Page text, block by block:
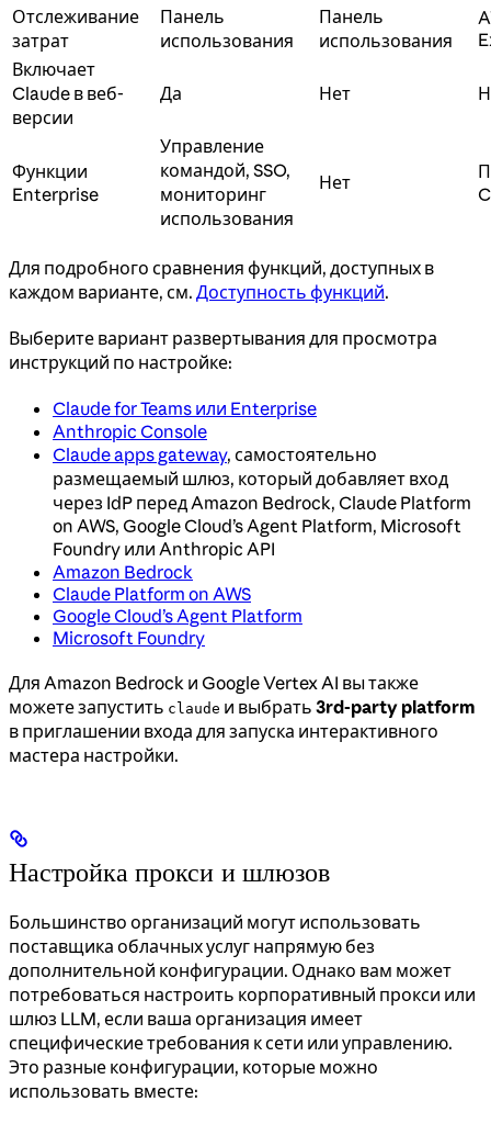
Отслеживание
затрат
Панель
использования
Панель
использования
Включает
Claude в веб-
версии
Да Нет
Функции
Enterprise
Управление
командой, SSO,
мониторинг
использования
Нет
Для подробного сравнения функций, доступных в
каждом варианте, см. Доступность функций.
Выберите вариант развертывания для просмотра
инструкций по настройке:
Claude for Teams или Enterprise
Anthropic Console
Claude apps gateway, самостоятельно
размещаемый шлюз, который добавляет вход
через IdP перед Amazon Bedrock, Claude Platform
on AWS, Google Cloud’s Agent Platform, Microsoft
Foundry или Anthropic API
Amazon Bedrock
Claude Platform on AWS
Google Cloud’s Agent Platform
Microsoft Foundry
Для Amazon Bedrock и Google Vertex AI вы также
можете запустить claude и выбрать 3rd-party platform
в приглашении входа для запуска интерактивного
мастера настройки.
Настройка прокси и шлюзов
Большинство организаций могут использовать
поставщика облачных услуг напрямую без
дополнительной конфигурации. Однако вам может
потребоваться настроить корпоративный прокси или
шлюз LLM, если ваша организация имеет
специфические требования к сети или управлению.
Это разные конфигурации, которые можно
использовать вместе: